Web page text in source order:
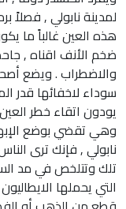
لمدينة نابولي , فصلاً
هذه العين غالباً ما
ضخم الأنف اقناه ,
والاضطراب . ويضع
سوداء لاخفائها قدر
يودون اتقاء خطر
وهي تقضي بوضع
نابولي , فإنك ترى
تلك وتتلخص في مد
التي يحملها